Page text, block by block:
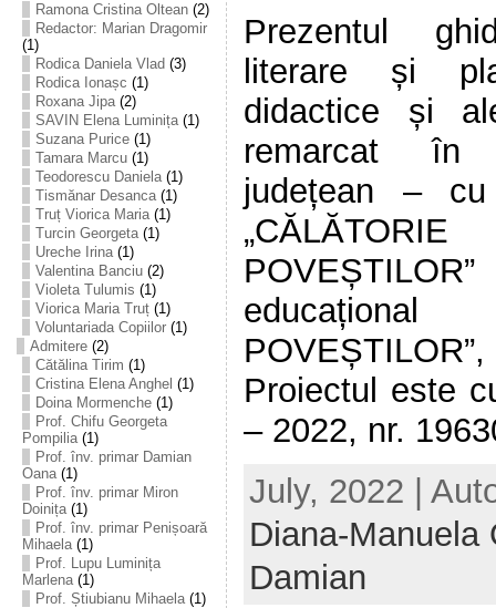
Ramona Cristina Oltean(2)
Redactor: Marian Dragomir
(1)
Rodica Daniela Vlad (3)
Rodica Ionașc (1)
Roxana Jipa(2)
SAVIN Elena Luminița(1)
Suzana Purice(1)
Tamara Marcu(1)
Teodorescu Daniela(1)
Tismănar Desanca(1)
Truț Viorica Maria(1)
Turcin Georgeta(1)
Ureche Irina(1)
Valentina Banciu(2)
Violeta Tulumis (1)
Viorica Maria Truț(1)
Voluntariada Copiilor(1)
Admitere(2)
Cătălina Tirim (1)
Cristina Elena Anghel (1)
Doina Mormenche(1)
Prof. Chifu Georgeta
Pompilia(1)
Prof. înv. primar Damian
Oana(1)
Prof. înv. primar Miron
Doinița(1)
Prof. înv. primar Penișoară
Mihaela(1)
Prof. Lupu Luminița
Marlena(1)
Prof. Știubianu Mihaela(1)
Prezentul
literare și
didactice și
remarcat în
județean – cu
Proiectul este
– 2022, nr.
July, 2022 |
Diana-Manuela
Damian